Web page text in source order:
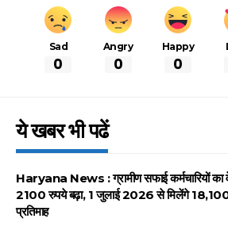
Sad
0
Angry
0
Happy
0
ये खबर भी पढें
Haryana News : ग्रामीण सफाई कर्मचारियों का
2100 रुपये बढ़ा, 1 जुलाई 2026 से मिलेंगे
प्रतिमाह